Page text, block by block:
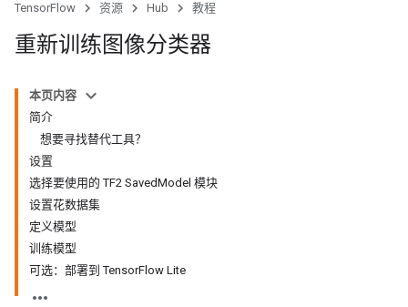
TensorFlow 资源 Hub 教程
重新训练图像分类器
本页内容
简介
想要寻找替代工具？
设置
选择要使用的 TF2 SavedModel 模块
设置花数据集
定义模型
训练模型
可选：部署到 TensorFlow Lite